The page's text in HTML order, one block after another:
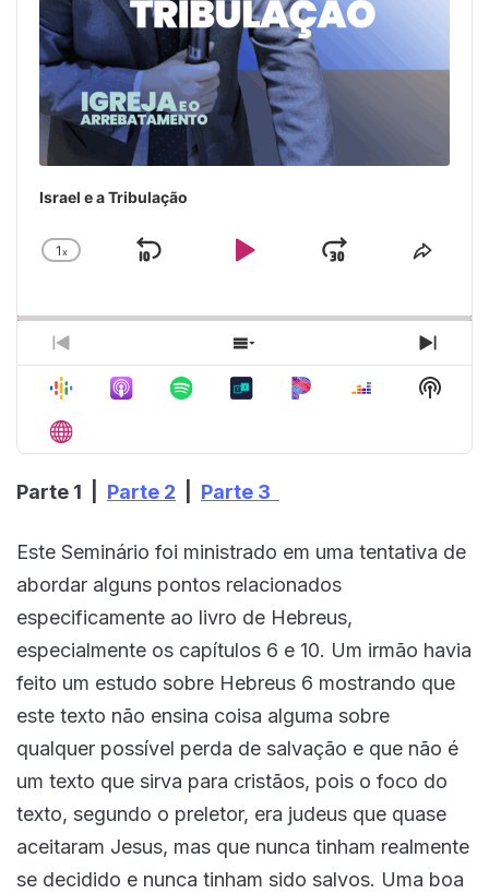
Israel e a Tribulação
Change
1x
Skip
Play
Jump
Share
Previous
Episode
Show
Episodes
List
Next
Show
Parte 1 | Parte 2 Parte 3
Este Seminário foi ministrado em uma tentativa de
abordar alguns pontos relacionados
especificamente ao livro de Hebreus,
especialmente os capítulos 6 e 10. Um irmão havia
feito um estudo sobre Hebreus 6 mostrando que
este texto não ensina coisa alguma sobre
qualquer possível perda de salvação e que não é
um texto que sirva para cristãos, pois o foco do
texto, segundo o preletor, era judeus que quase
aceitaram Jesus, mas que nunca tinham realmente
se decidido e nunca tinham sido salvos. Uma boa